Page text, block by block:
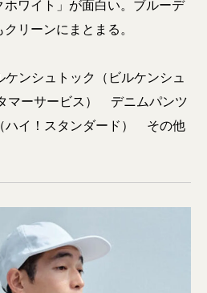
ワイト」が面白い。ブルーデ
リーンにまとまる。
ンシュトック（ビルケンシュ
マーサービス） デニムパンツ
ハイ！スタンダード） その他